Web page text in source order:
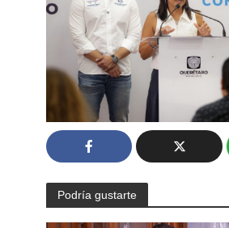
Podría gustarte